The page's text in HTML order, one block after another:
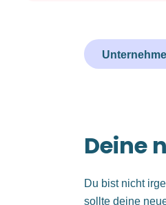
Deine
Du bist nicht
sollte deine